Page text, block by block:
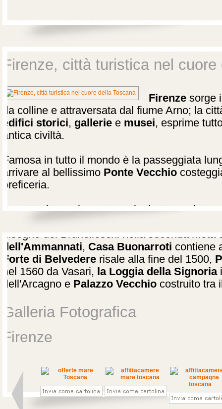
Firenze, città turistica nel cuore
Firenze sorge
da colline e attraversata dal fiume Arno; la
edifici storici, gallerie e musei, esprime
antica civiltà.
Famosa in tutto il mondo è la passeggiata
arrivare al bellissimo Ponte Vecchio
oreficeria.
Numerosi sono i monumenti e le opere
Campanile di Giotto
disegno del Brunelleschi nella seconda
dell'Ammannati, Casa Buonarroti contiene
Forte di Belvedere risale alla fine del 1500,
nel 1560 da Vasari, la Loggia della Signoria
dell'Arcagno e Palazzo Vecchio costruito tra
Galleria Fotografica
Firenze